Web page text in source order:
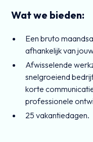
Wat we bieden:
Een bruto
afhankelijk van
Afwisselende
snelgroeiend
korte
professionele
25 vakantiedagen.